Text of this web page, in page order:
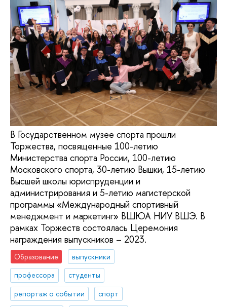
В Государственном музее спорта прошли
Торжества, посвященные 100-летию
Министерства спорта России, 100-летию
Московского спорта, 30-летию Вышки, 15-летию
Высшей школы юриспруденции и
администрирования и 5-летию магистерской
программы «Международный спортивный
менеджмент и маркетинг» ВШЮА НИУ ВШЭ. В
рамках Торжеств состоялась Церемония
награждения выпускников – 2023.
Образование
выпускники
профессора
студенты
репортаж о событии
спорт